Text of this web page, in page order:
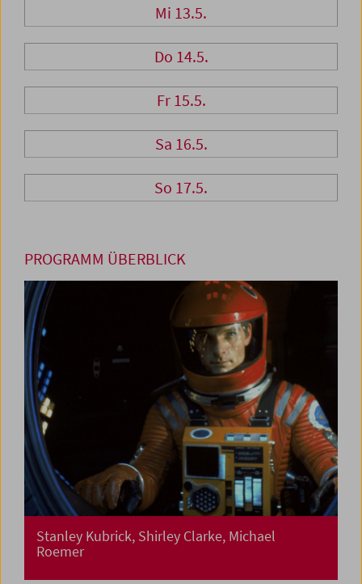
Mi 13.5.
Do 14.5.
Fr 15.5.
Sa 16.5.
So 17.5.
PROGRAMM ÜBERBLICK
Stanley Kubrick, Shirley Clarke, Michael
Roemer